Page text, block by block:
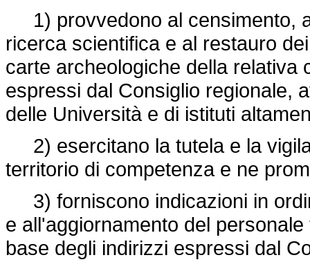
1) provvedono al censimento,
ricerca scientifica e al restauro
carte archeologiche della relativa
espressi dal Consiglio regionale,
delle Università e di istituti
2) esercitano la tutela e la
territorio di competenza e ne
3) forniscono indicazioni in
e all'aggiornamento del
base degli indirizzi espressi dal